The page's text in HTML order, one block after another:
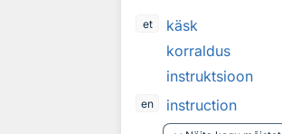
et
käsk
korraldus
instruktsioon
en
instruction